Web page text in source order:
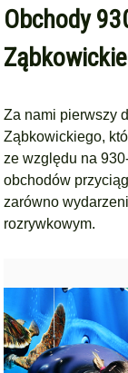
Obchody
Za nami pierwszy
Ząbkowickiego,
ze względu na
obchodów
zarówno
rozrywkowym.